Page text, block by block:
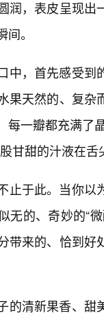
润，表皮呈现
。
中，首先感受
果天然的、复
每一瓣都充满了
甘甜的汁液在
止于此。当你
无的、奇妙的“
带来的、恰到
的清新果香、甜